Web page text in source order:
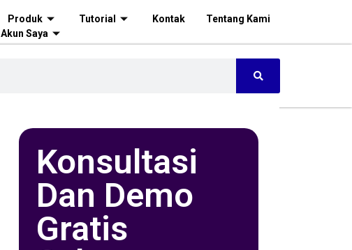
Produk Tutorial Kontak
Tentang Kami
Akun Saya
Konsultasi
Dan Demo
Gratis